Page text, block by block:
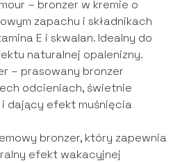
– bronzer w kremie o
zapachu i składnikach
E i skwalan. Idealny do
naturalnej opalenizny.
– prasowany bronzer
odcieniach, świetnie
dający efekt muśnięcia
bronzer, który zapewnia
efekt wakacyjnej